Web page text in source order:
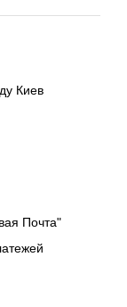
Киев
Почта"